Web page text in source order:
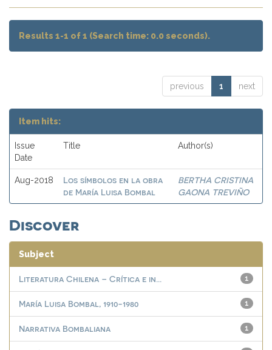
Results 1-1 of 1 (Search time: 0.0 seconds).
previous 1 next
Item hits:
Issue
Date
Title Author(s)
Aug-2018
Los símbolos en la obra
de María Luisa Bombal
BERTHA CRISTINA
GAONA TREVIÑO
Discover
Subject
1
Literatura Chilena – Crítica e in...
1
María Luisa Bombal, 1910-1980
1
Narrativa Bombaliana